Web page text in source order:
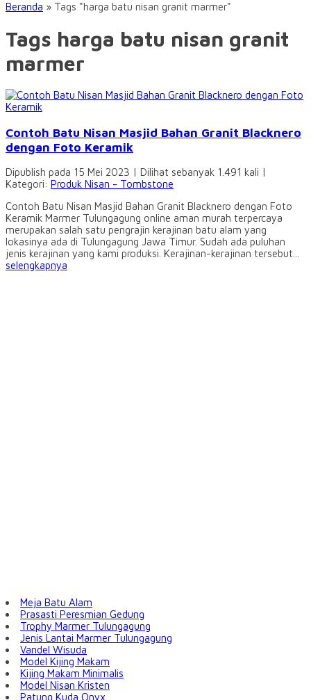
Beranda » Tags "harga batu nisan granit marmer"
Tags harga batu nisan granit
marmer
Contoh Batu Nisan Masjid Bahan Granit Blacknero
dengan Foto Keramik
Dipublish pada 15 Mei 2023 | Dilihat sebanyak 1.491 kali |
Kategori: Produk Nisan - Tombstone
Contoh Batu Nisan Masjid Bahan Granit Blacknero dengan Foto
Keramik Marmer Tulungagung online aman murah terpercaya
merupakan salah satu pengrajin kerajinan batu alam yang
lokasinya ada di Tulungagung Jawa Timur. Sudah ada puluhan
jenis kerajinan yang kami produksi. Kerajinan-kerajinan tersebut...
selengkapnya
Meja Batu Alam
Prasasti Peresmian Gedung
Trophy Marmer Tulungagung
Jenis Lantai Marmer Tulungagung
Vandel Wisuda
Model Kijing Makam
Kijing Makam Minimalis
Model Nisan Kristen
Patung Kuda Onyx